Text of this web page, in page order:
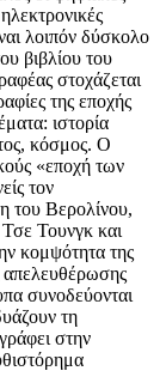
λοιπόν δύσκολο
βιβλίου του
στοχάζεται
της εποχής
ιστορία
κόσμος. Ο
«εποχή των
τον
του Βερολίνου,
Τουνγκ και
κομψότητα της
απελευθέρωσης
συνοδεύονται
τη
στην